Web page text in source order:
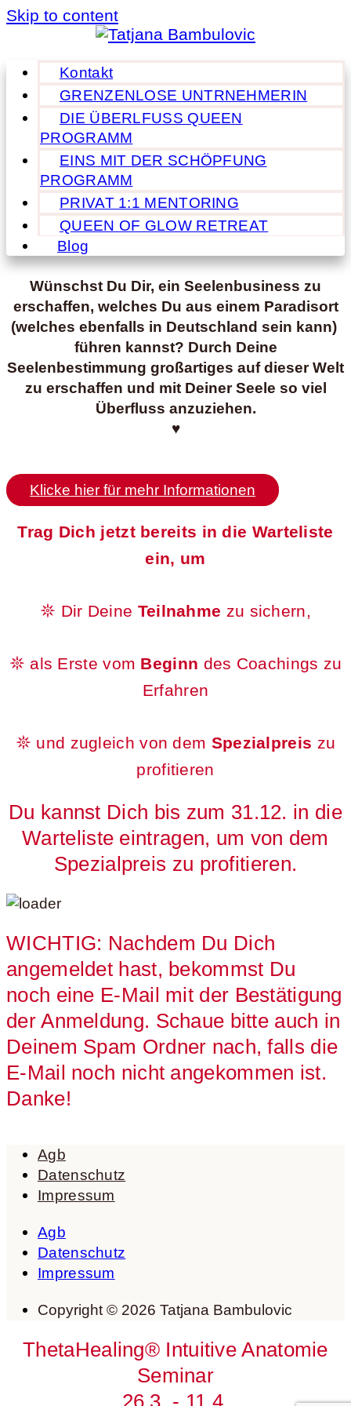
Skip to content
Kontakt
GRENZENLOSE UNTRNEHMERIN
DIE ÜBERLFUSS QUEEN
PROGRAMM
EINS MIT DER SCHÖPFUNG
PROGRAMM
PRIVAT 1:1 MENTORING
QUEEN OF GLOW RETREAT
Blog
Wünschst Du Dir, ein Seelenbusiness zu
erschaffen, welches Du aus einem Paradisort
(welches ebenfalls in Deutschland sein kann)
führen kannst? Durch Deine
Seelenbestimmung großartiges auf dieser Welt
zu erschaffen und mit Deiner Seele so viel
Überfluss anzuziehen.
♥
Klicke hier für mehr Informationen
Trag Dich jetzt bereits in die Warteliste
ein, um
𖤓 Dir Deine Teilnahme zu sichern,
𖤓 als Erste vom Beginn des Coachings zu
Erfahren
𖤓 und zugleich von dem Spezialpreis zu
profitieren
Du kannst Dich bis zum 31.12. in die
Warteliste eintragen, um von dem
Spezialpreis zu profitieren.
WICHTIG: Nachdem Du Dich
angemeldet hast, bekommst Du
noch eine E-Mail mit der Bestätigung
der Anmeldung. Schaue bitte auch in
Deinem Spam Ordner nach, falls die
E-Mail noch nicht angekommen ist.
Danke!
Agb
Datenschutz
Impressum
Agb
Datenschutz
Impressum
Copyright © 2026 Tatjana Bambulovic
ThetaHealing® Intuitive Anatomie
Seminar